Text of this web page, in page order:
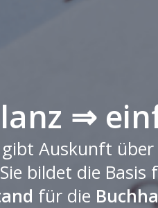
⇒
Auskunft
bildet die
für die